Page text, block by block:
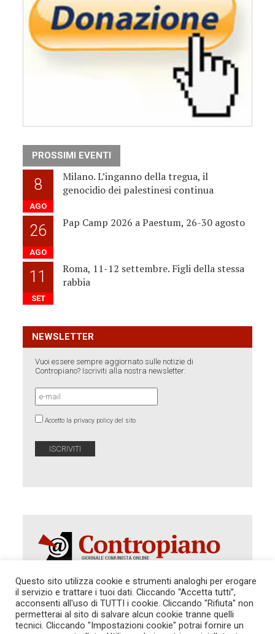
PROSSIMI EVENTI
8
AGO
Milano. L’inganno della tregua, il
genocidio dei palestinesi continua
26
AGO
Pap Camp 2026 a Paestum, 26-30 agosto
11
SET
Roma, 11-12 settembre. Figli della stessa
rabbia
NEWSLETTER
Vuoi essere sempre aggiornato sulle notizie di
Contropiano? Iscriviti alla nostra newsletter:
Accetto la privacy policy del sito
Autorizzazione del Tribunale di Roma 286 del 31
dicembre 2014. Direttore Responsabile: Sergio
Cararo. Indirizzo: V.Casalbruciato 27- sc. B - 00159
Roma -
Questo sito utilizza cookie e strumenti analoghi per erogare
il servizio e trattare i tuoi dati. Cliccando “Accetta tutti”,
acconsenti all'uso di TUTTI i cookie. Cliccando "Rifiuta" non
permetterai al sito di salvare alcun cookie tranne quelli
tecnici. Cliccando "Impostazioni cookie" potrai fornire un